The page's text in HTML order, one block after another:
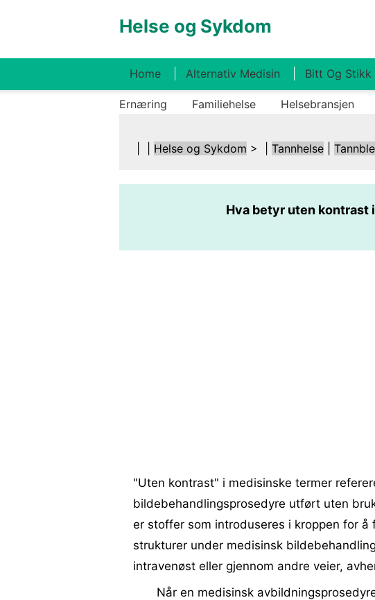
Helse og Sykdom
Home Alternativ Medisin Bitt Og Stikk
Ernæring Familiehelse Helsebransjen
Helse og Sykdom > | Tannhelse
Hva betyr uten kontrast
"Uten kontrast" i medisinske termer
bildebehandlingsprosedyre utført uten
er stoffer som introduseres i kroppen for
strukturer under medisinsk
intravenøst ​​eller gjennom andre veier,
Når en medisinsk